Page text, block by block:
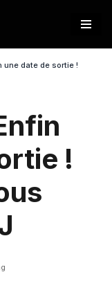
une date de sortie !
!